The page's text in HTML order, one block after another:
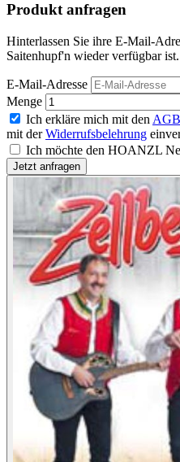
Produkt anfragen
Hinterlassen Sie ihre E-Mail-
Saitenhupf'n wieder verfügbar ist.
E-Mail-Adresse
Menge
Ich erkläre mich mit den AGB
mit derWiderrufsbelehrung
Ich möchte den HOANZL